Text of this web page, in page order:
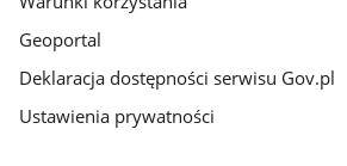
Geoportal
Deklaracja dostępności serwisu Gov.pl
Ustawienia prywatności